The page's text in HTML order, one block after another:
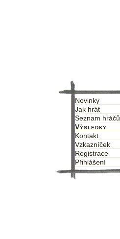
Novinky
Jak hrát
Seznam hráčů
Výsledky
Kontakt
Vzkazníček
Registrace
Přihlášení